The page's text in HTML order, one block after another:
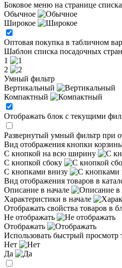
Боковое меню на странице
Обычное
Широкое
Оптовая покупка в табличном
Шаблон списка посадочных
1
2
Умный фильтр
Вертикальный
Компактный
Отображать блок с текущими
Развернутый умный фильтр при
Вид отображения кнопки
С кнопкой на всю ширину
С кнопкой сбоку
С кнопками внизу
Вид отображения товаров в
Описание в начале
Характеристики в начале
Отображать свойства товаров в
Не отображать
Отображать
Использовать быстрый просмотр
Нет
Да